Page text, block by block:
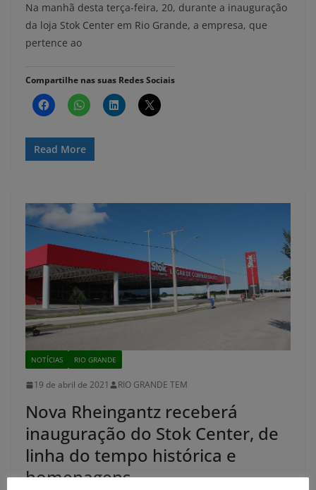
Na manhã desta terça-feira, 20, durante a inauguração
da loja Stok Center em Rio Grande, a empresa, que
pertence ao
Compartilhe nas suas Redes Sociais
Read More
NOTÍCIAS RIO GRANDE
19 de abril de 2021 RIO GRANDE TEM
Nova Rheingantz receberá
inauguração do Stok Center, de
linha do tempo histórica e
homenagens